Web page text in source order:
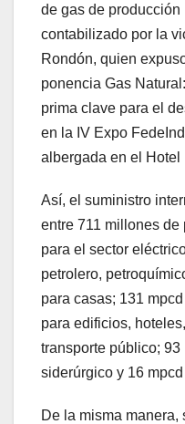
de gas de
contabilizado por la
Rondón, quien
ponencia Gas
prima clave para el
en la IV Expo
albergada en el
Así, el suministro
entre 711 millones
para el sector
petrolero,
para casas; 131
para edificios,
transporte público;
siderúrgico y 16
De la misma